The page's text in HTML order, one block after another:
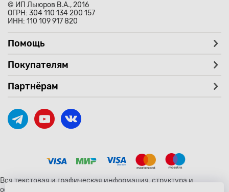
© ИП Лыюров В.А., 2016
ОГРН: 304 110 134 200 157
ИНН: 110 109 917 820
Помощь
Покупателям
Партнёрам
Вся текстовая и графическая информация, структура и
оформление страницы avtozaryad.ru защищены российскими и